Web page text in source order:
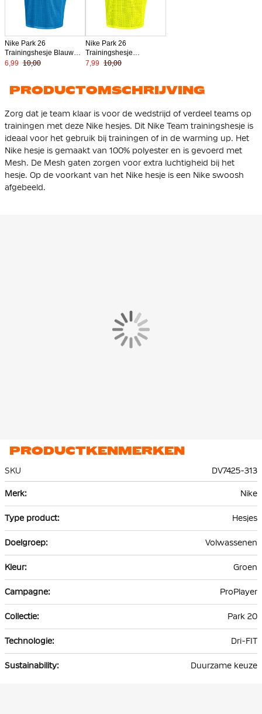
Nike Park 26
Trainingshesje Blauw
Zwart
6,99 10,00
Nike Park 26
Trainingshesje
Neongeel Zwart
7,99 10,00
PRODUCTOMSCHRIJVING
Zorg dat je team klaar is voor de wedstrijd of verdeel teams op
trainingen met deze Nike hesjes. Dit Nike Team trainingshesje is
ideaal voor het gebruik bij trainingen of in de warming up. Het
Nike hesje is gemaakt van 100% polyester en is gevoerd met
Mesh. De Mesh gaten zorgen voor extra luchtigheid bij het
hesje. Op de voorkant van het Nike hesje is een Nike swoosh
afgebeeld.
PRODUCTKENMERKEN
SKU
DV7425-313
informatie
Nike
Hesjes
Volwassenen
Groen
ProPlayer
Park 20
Dri-FIT
Duurzame keuze